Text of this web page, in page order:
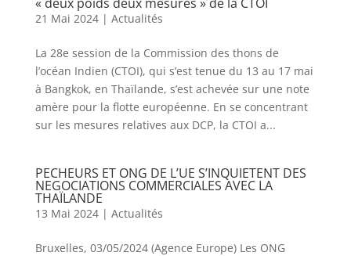
21 Mai 2024| Actualités
La 28e session de la Commission des thons de
l’océan Indien (CTOI), qui s’est tenue du 13 au 17 mai
à Bangkok, en Thaïlande, s’est achevée sur une note
amère pour la flotte européenne. En se concentrant
sur les mesures relatives aux DCP, la CTOI a...
PECHEURS ET ONG DE L’UE S’INQUIETENT DES
NEGOCIATIONS COMMERCIALES AVEC LA
THAÏLANDE
13 Mai 2024| Actualités
Bruxelles, 03/05/2024 (Agence Europe) Les ONG